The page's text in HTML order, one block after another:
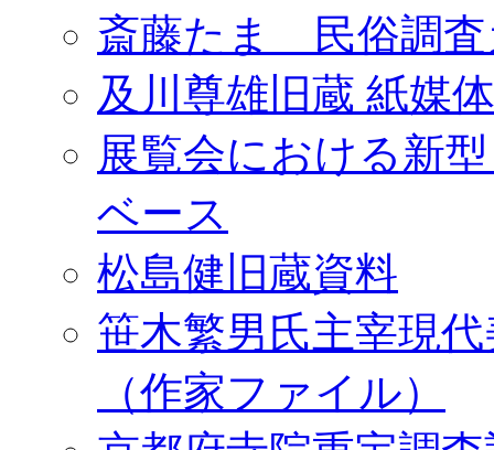
斎藤たま 民俗調査
及川尊雄旧蔵 紙媒
展覧会における新
ベース
松島健旧蔵資料
笹木繁男氏主宰現
（作家ファイル）